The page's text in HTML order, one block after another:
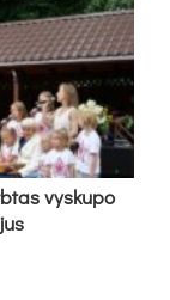
vys­ku­po